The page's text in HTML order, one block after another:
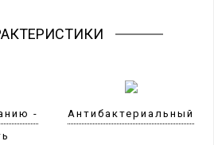
-
Антибактериальный